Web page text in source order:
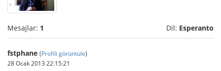
Mesajlar: 1 Dil: Esperanto
fstphane (Profili görüntüle)
28 Ocak 2013 22:15:21